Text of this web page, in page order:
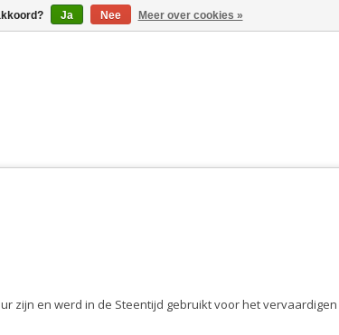
zijn en werd in de Steentijd gebruikt voor het
Ja Nee Meer over cookies »